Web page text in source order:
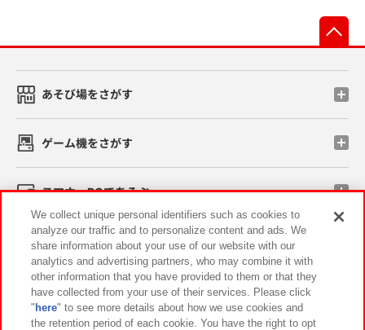
あそび場をさがす
ゲーム機をさがす
スマホ・PCであそぶ
イベント・キャンペーン
関連会社 サステナビリティ サイトポリシー
We collect unique personal identifiers such as cookies to
analyze our traffic and to personalize content and ads. We
share information about your use of our website with our
analytics and advertising partners, who may combine it with
other information that you have provided to them or that they
have collected from your use of their services. Please click
" here" to see more details about how we use cookies and
the retention period of each cookie. You have the right to opt